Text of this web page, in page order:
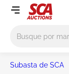
Subasta de SCA